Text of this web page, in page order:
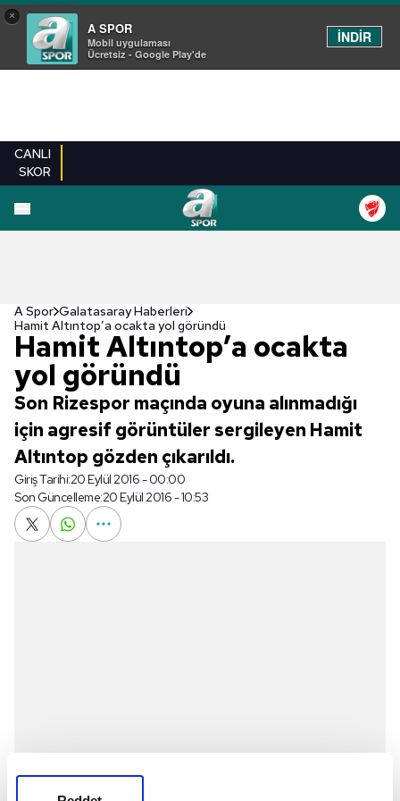
×
A SPOR
Mobil uygulaması
Ücretsiz - Google Play'de
İNDİR
CANLI
SKOR
A Spor Galatasaray Haberleri
Hamit Altıntop’a ocakta yol göründü
Hamit Altıntop’a ocakta
yol göründü
Son Rizespor maçında oyuna alınmadığı
için agresif görüntüler sergileyen Hamit
Altıntop gözden çıkarıldı.
Giriş Tarihi:20 Eylül 2016 - 00:00
Son Güncelleme:20 Eylül 2016 - 10:53